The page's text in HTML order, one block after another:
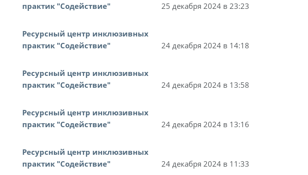
практик "Содействие"
25 декабря 2024 в 23:23
Ресурсный центр инклюзивных
практик "Содействие"
24 декабря 2024 в 14:18
Ресурсный центр инклюзивных
практик "Содействие"
24 декабря 2024 в 13:58
Ресурсный центр инклюзивных
практик "Содействие"
24 декабря 2024 в 13:16
Ресурсный центр инклюзивных
практик "Содействие"
24 декабря 2024 в 11:33